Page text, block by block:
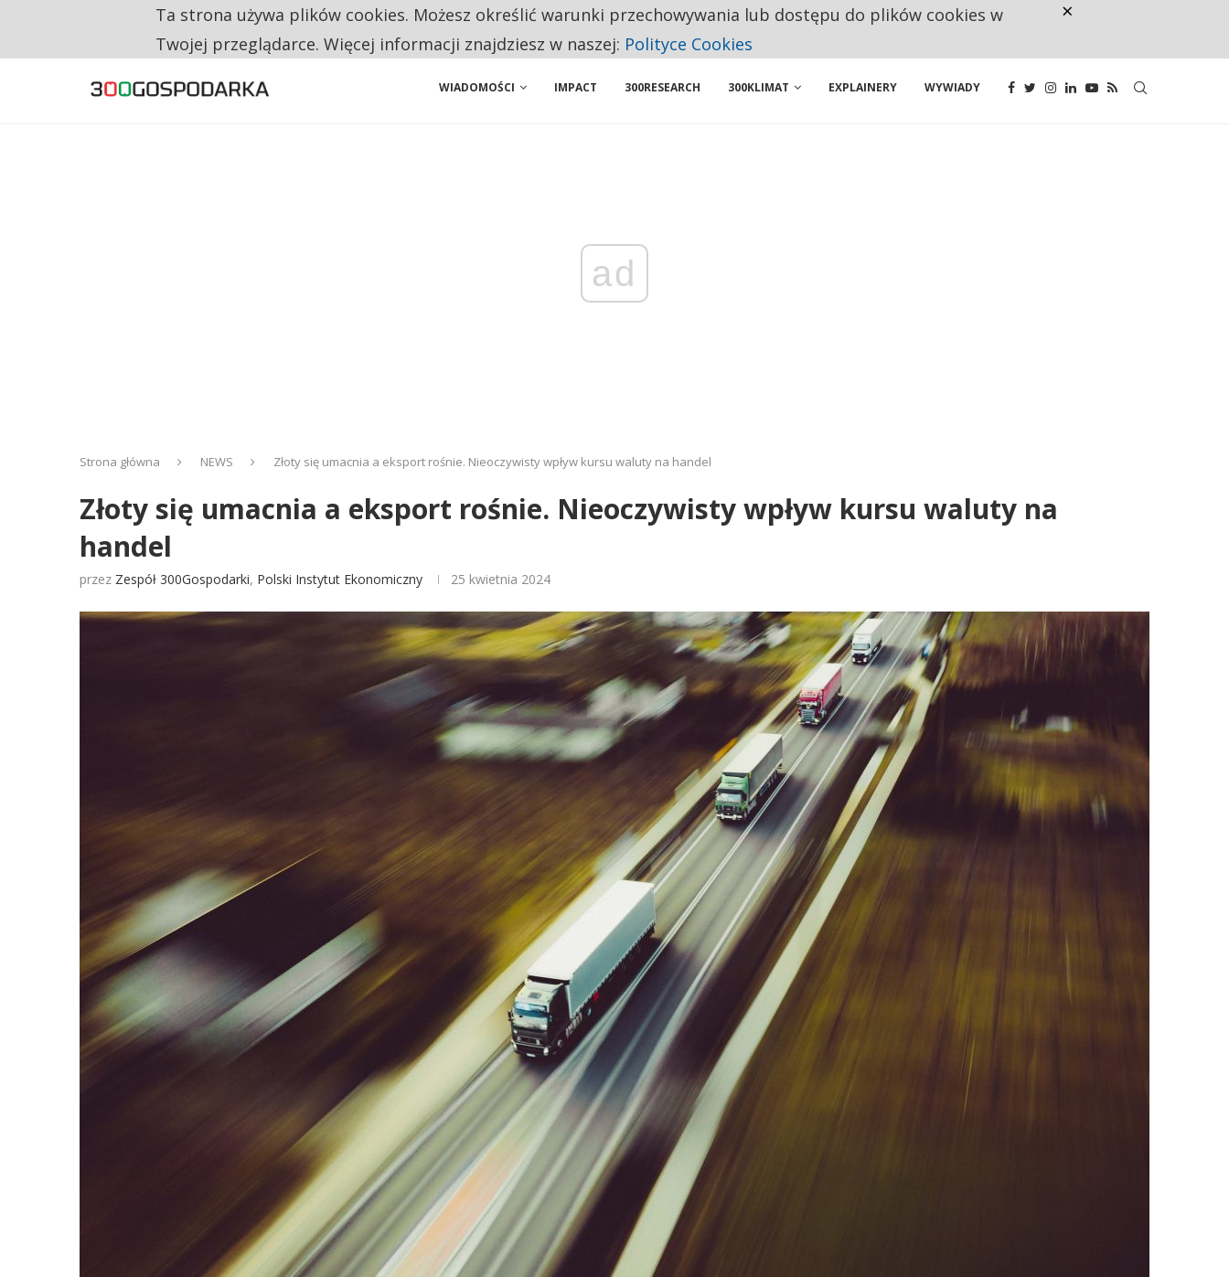
CO TRZECIĄ ZŁOTÓWKĘ Z EMERYTURY SENIORZY PRZEZNACZAJĄ NA PODSTAWOWE ZAKUPY
WIADOMOŚCI IMPACT 300RESEARCH 300KLIMAT EXPLAINERY WYWIADY
ad
Strona główna NEWS Złoty się umacnia a eksport rośnie. Nieoczywisty wpływ kursu waluty na handel
Złoty się umacnia a eksport rośnie. Nieoczywisty wpływ kursu waluty na
handel
przez Zespół 300Gospodarki, Polski Instytut Ekonomiczny 25 kwietnia 2024
Ta strona używa plików cookies. Możesz określić warunki przechowywania lub dostępu do plików cookies w
Twojej przeglądarce. Więcej informacji znajdziesz w naszej: Polityce Cookies
×